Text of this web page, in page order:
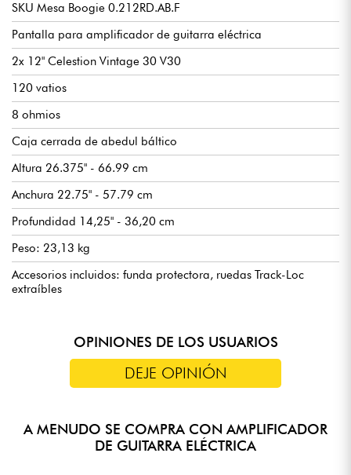
SKU Mesa Boogie 0.212RD.AB.F
Pantalla para amplificador de guitarra eléctrica
2x 12" Celestion Vintage 30 V30
120 vatios
8 ohmios
Caja cerrada de abedul báltico
Altura 26.375" - 66.99 cm
Anchura 22.75" - 57.79 cm
Profundidad 14,25" - 36,20 cm
Peso: 23,13 kg
Accesorios incluidos: funda protectora, ruedas Track-Loc
extraíbles
OPINIONES DE LOS USUARIOS
DEJE OPINIÓN
A MENUDO SE COMPRA CON AMPLIFICADOR
DE GUITARRA ELÉCTRICA